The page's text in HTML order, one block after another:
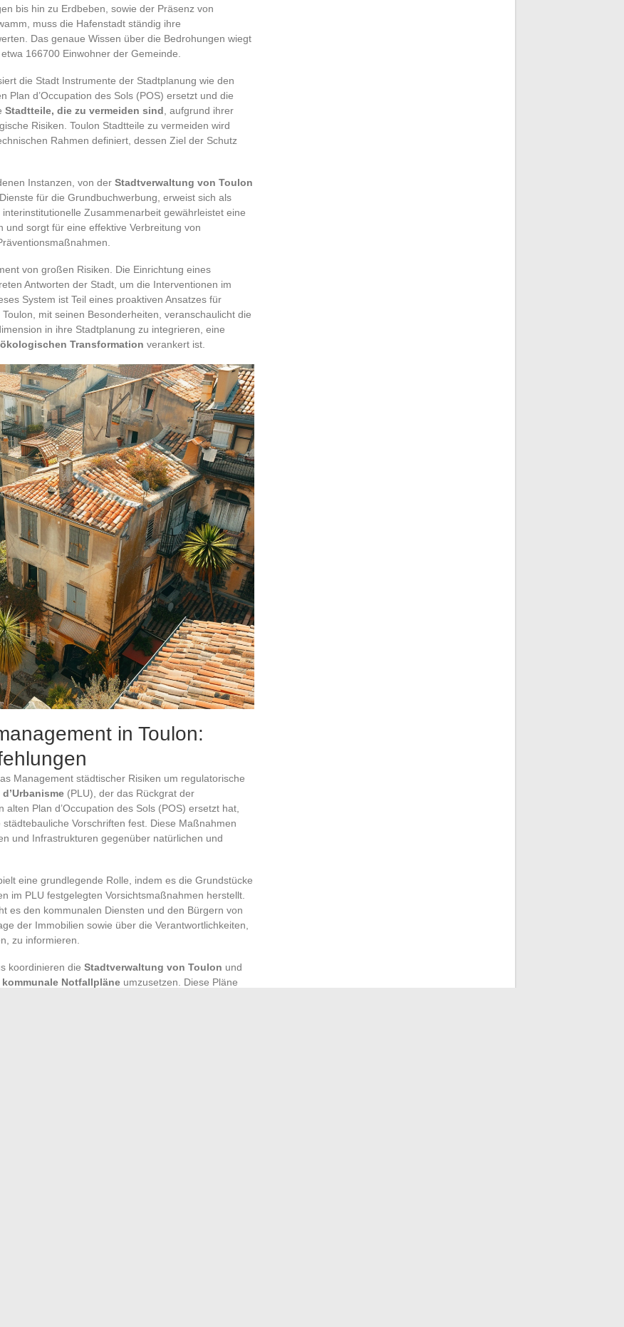
bis hin zu Erdbeben, sowie der Präsenz von
muss die Hafenstadt ständig ihre
Das genaue Wissen über die Bedrohungen wiegt
166700 Einwohner der Gemeinde.
die Stadt Instrumente der Stadtplanung wie den
Plan d’Occupation des Sols (POS) ersetzt und die
Stadtteile, die zu vermeiden sind , aufgrund ihrer
Risiken. Toulon Stadtteile zu vermeiden wird
Rahmen definiert, dessen Ziel der Schutz
Instanzen, von der Stadtverwaltung von Toulon
für die Grundbuchwerbung, erweist sich als
Zusammenarbeit gewährleistet eine
sorgt für eine effektive Verbreitung von
von großen Risiken. Die Einrichtung eines
Antworten der Stadt, um die Interventionen im
System ist Teil eines proaktiven Ansatzes für
. Toulon, mit seinen Besonderheiten, veranschaulicht die
in ihre Stadtplanung zu integrieren, eine
ökologischen Transformation verankert ist.
in Toulon:
Management städtischer Risiken um regulatorische
(PLU), der das Rückgrat der
Plan d’Occupation des Sols (POS) ersetzt hat,
Vorschriften fest. Diese Maßnahmen
und Infrastrukturen gegenüber natürlichen und
eine grundlegende Rolle, indem es die Grundstücke
im PLU festgelegten Vorsichtsmaßnahmen herstellt.
es den kommunalen Diensten und den Bürgern von
der Immobilien sowie über die Verantwortlichkeiten,
zu informieren.
koordinieren die Stadtverwaltung von Toulon und
kommunale Notfallpläne umzusetzen. Diese Pläne